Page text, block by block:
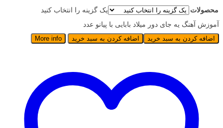
محصولات
یک گزینه را انتخاب کنید
آموزش آهنگ یه جای دور میلاد بابایی با پیانو عدد
اضافه کردن به سبد خرید اضافه کردن به سبد خرید More info